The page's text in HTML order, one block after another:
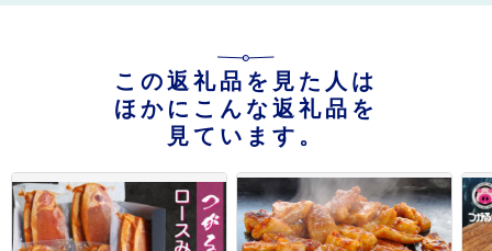
この返礼品を見た人は
ほかにこんな返礼品を
見ています。